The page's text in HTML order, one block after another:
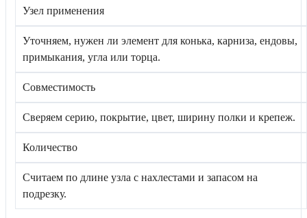
Узел применения
Уточняем, нужен ли элемент для конька, карниза, ендовы,
примыкания, угла или торца.
Совместимость
Сверяем серию, покрытие, цвет, ширину полки и крепеж.
Количество
Считаем по длине узла с нахлестами и запасом на
подрезку.